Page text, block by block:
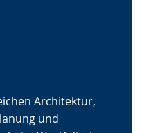
Architektur,
und